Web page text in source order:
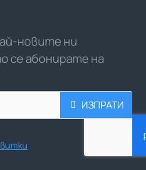
новите ни
се абонирате на
ИЗПРАТИ